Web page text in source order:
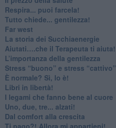
​Respira... puoi farcela!
​Tutto chiede... gentilezza!
​Far west
​La storia dei Succhiaenergie
​Aiutati….che il Terapeuta ti aiuta!
​L’importanza della gentilezza
​Stress “buono” e stress “cattivo”
​È normale? Sì, lo è!
​Libri in libertà!
​I legami che fanno bene al cuore
Uno, due, tre... alzati!​
​Dal comfort alla crescita
​Ti pago?! Allora mi appartieni!​